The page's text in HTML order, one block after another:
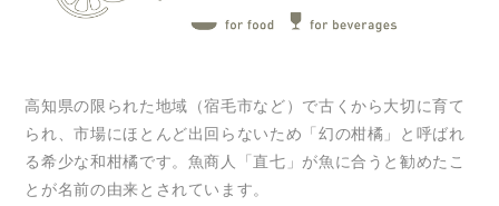
高知県の限られた地域（宿毛市など）で古くから大切に育て
られ、市場にほとんど出回らないため「幻の柑橘」と呼ばれ
る希少な和柑橘です。魚商人「直七」が魚に合うと勧めたこ
とが名前の由来とされています。